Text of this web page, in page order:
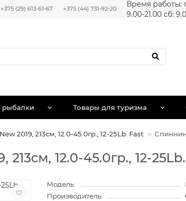
+375 (29) 613-61-67 +375 (44) 731-92-20
Время работы:
9.00-21.00 сб:
рыбалки Товары для туризма
2019, 213см, 12.0-45.0гр., 12-25Lb. Fast
12.0-45.0гр., 12-
Модель:
Производитель: